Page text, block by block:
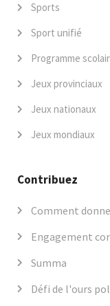
Sports
Sport unifié
Programme
Jeux provinciaux
Jeux nationaux
Jeux mondiaux
Contribuez
Comment
Engagement
Summa
Défi de l'ours